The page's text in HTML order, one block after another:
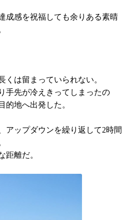
成感を祝福しても余りある素晴
くは留まっていられない。
手先が冷えきってしまったの
的地へ出発した。
アップダウンを繰り返して2時間
距離だ。